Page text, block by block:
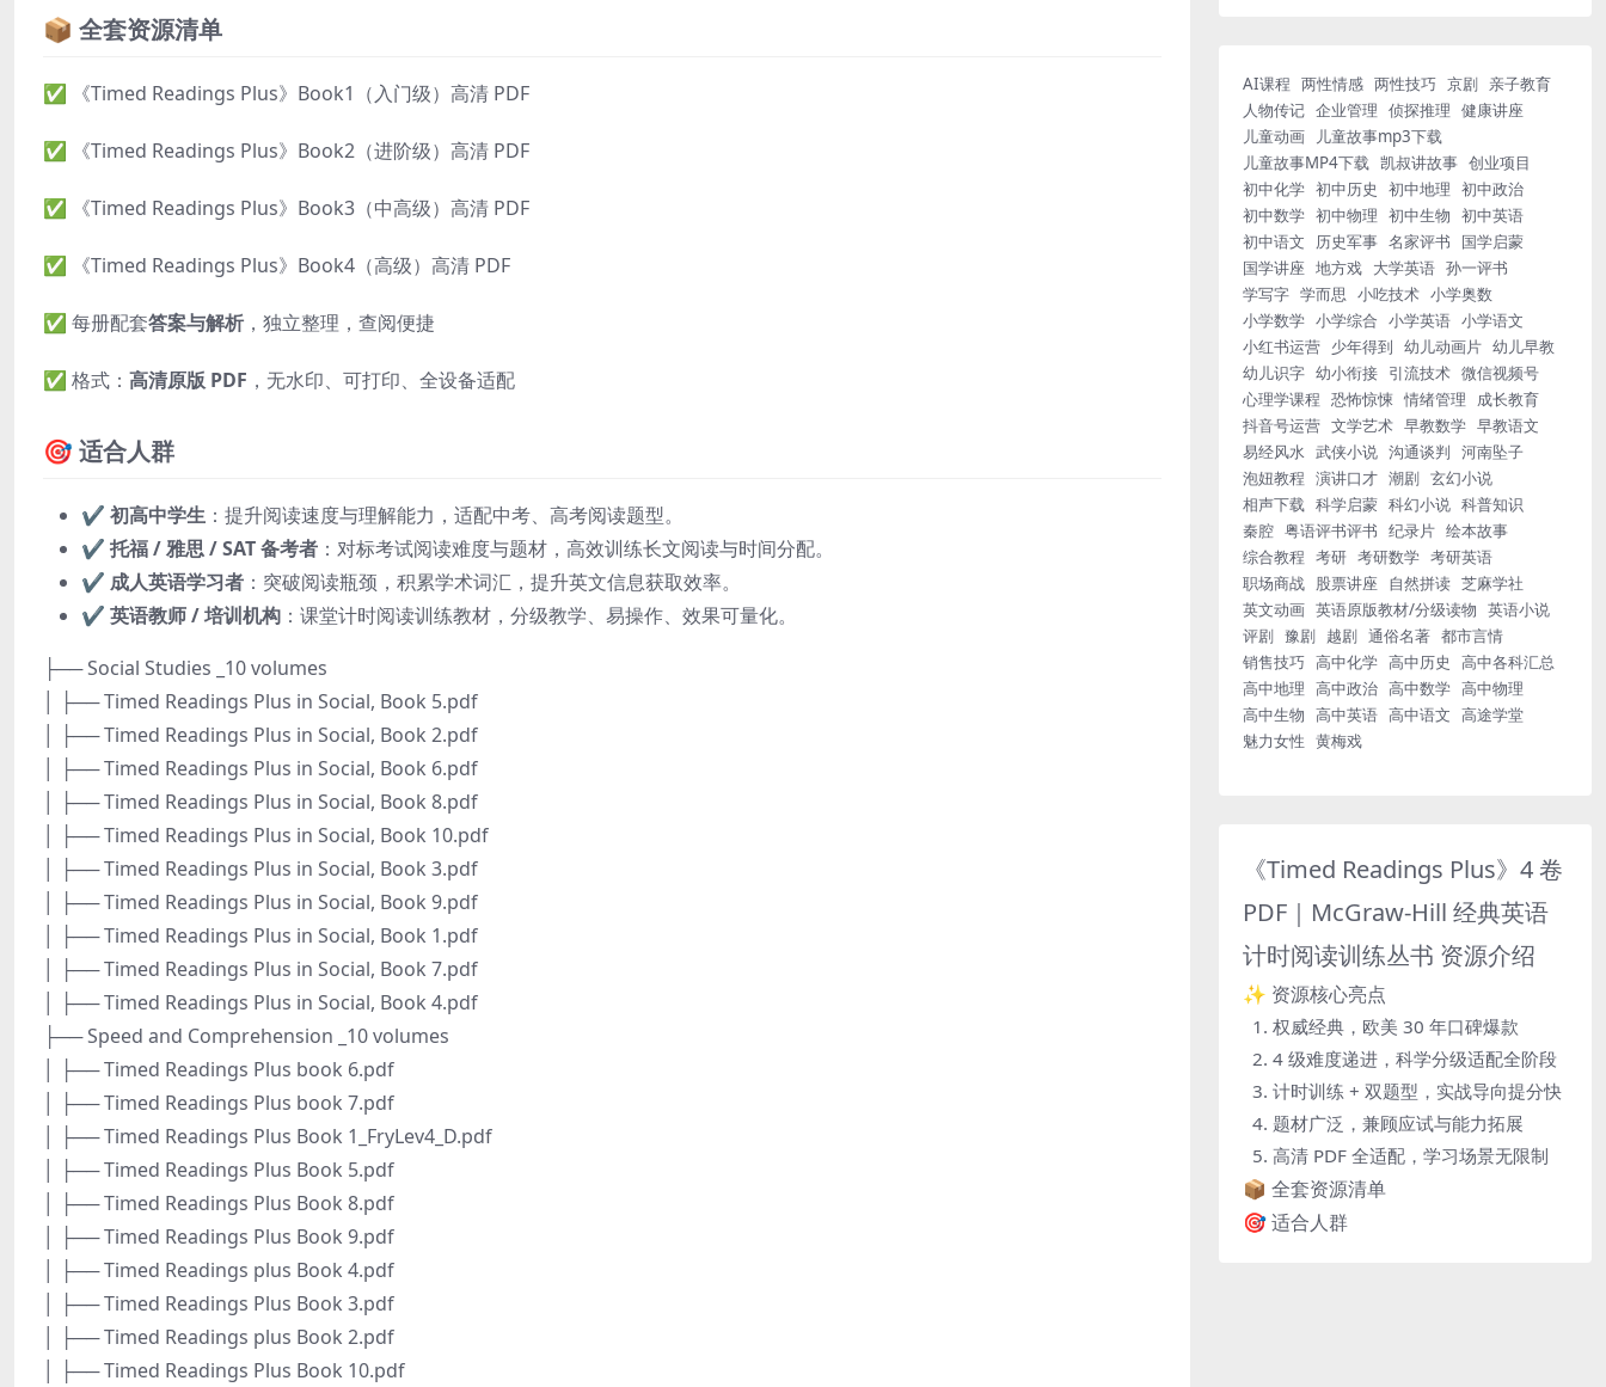
📦 全套资源清单
✅ 《Timed Readings Plus》Book1（入门级）高清 PDF
✅ 《Timed Readings Plus》Book2（进阶级）高清 PDF
✅ 《Timed Readings Plus》Book3（中高级）高清 PDF
✅ 《Timed Readings Plus》Book4（高级）高清 PDF
✅ 每册配套答案与解析 ，独立整理，查阅便捷
✅ 格式： 高清原版 PDF ，无水印、可打印、全设备适配
🎯 适合人群
✔️ 初高中学生 ：提升阅读速度与理解能力，适配中考、高考阅读题型。
✔️ 托福 / 雅思 / SAT 备考者 ：对标考试阅读难度与题材，高效训练长文阅读与时间分配。
✔️ 成人英语学习者 ：突破阅读瓶颈，积累学术词汇，提升英文信息获取效率。
✔️ 英语教师 / 培训机构 ：课堂计时阅读训练教材，分级教学、易操作、效果可量化。
├── Social Studies _10 volumes
│ ├── Timed Readings Plus in Social, Book 5.pdf
│ ├── Timed Readings Plus in Social, Book 2.pdf
│ ├── Timed Readings Plus in Social, Book 6.pdf
│ ├── Timed Readings Plus in Social, Book 8.pdf
│ ├── Timed Readings Plus in Social, Book 10.pdf
│ ├── Timed Readings Plus in Social, Book 3.pdf
│ ├── Timed Readings Plus in Social, Book 9.pdf
│ ├── Timed Readings Plus in Social, Book 1.pdf
│ ├── Timed Readings Plus in Social, Book 7.pdf
│ ├── Timed Readings Plus in Social, Book 4.pdf
├── Speed and Comprehension _10 volumes
│ ├── Timed Readings Plus book 6.pdf
│ ├── Timed Readings Plus book 7.pdf
│ ├── Timed Readings Plus Book 1_FryLev4_D.pdf
│ ├── Timed Readings Plus Book 5.pdf
│ ├── Timed Readings Plus Book 8.pdf
│ ├── Timed Readings Plus Book 9.pdf
│ ├── Timed Readings plus Book 4.pdf
│ ├── Timed Readings Plus Book 3.pdf
│ ├── Timed Readings plus Book 2.pdf
│ ├── Timed Readings Plus Book 10.pdf
AI课程 两性情感 两性技巧 京剧 亲子教育
人物传记 企业管理 侦探推理 健康讲座
儿童动画
儿童故事mp3下载
儿童故事MP4下载 凯叔讲故事 创业项目
初中化学 初中历史 初中地理 初中政治
初中数学 初中物理 初中生物 初中英语
初中语文
历史军事 名家评书
国学启蒙
国学讲座 地方戏 大学英语 孙一评书
学写字 学而思 小吃技术 小学奥数
小学数学 小学综合 小学英语 小学语文
小红书运营 少年得到 幼儿动画片 幼儿早教
幼儿识字 幼小衔接 引流技术 微信视频号
心理学课程 恐怖惊悚 情绪管理
成长教育
抖音号运营 文学艺术 早教数学 早教语文
易经风水 武侠小说 沟通谈判 河南坠子
泡妞教程 演讲口才 潮剧 玄幻小说
相声下载 科学启蒙 科幻小说 科普知识
秦腔 粤语评书评书 纪录片 绘本故事
综合教程 考研 考研数学 考研英语
职场商战 股票讲座 自然拼读 芝麻学社
英文动画 英语原版教材/分级读物 英语小说
评剧 豫剧 越剧 通俗名著 都市言情
销售技巧 高中化学 高中历史
高中各科汇总
高中地理 高中政治 高中数学 高中物理
高中生物 高中英语 高中语文 高途学堂
魅力女性 黄梅戏
《Timed Readings Plus》4 卷
PDF｜McGraw-Hill 经典英语
计时阅读训练丛书 资源介绍
✨ 资源核心亮点
1. 权威经典，欧美 30 年口碑爆款
2. 4 级难度递进，科学分级适配全阶段
3. 计时训练 + 双题型，实战导向提分快
4. 题材广泛，兼顾应试与能力拓展
5. 高清 PDF 全适配，学习场景无限制
📦 全套资源清单
🎯 适合人群